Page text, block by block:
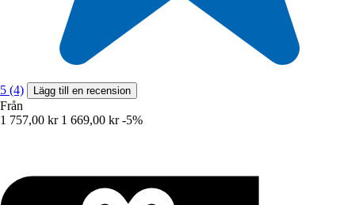
5 (4) Lägg till en recension
Från
1 757,00 kr 1 669,00 kr -5%